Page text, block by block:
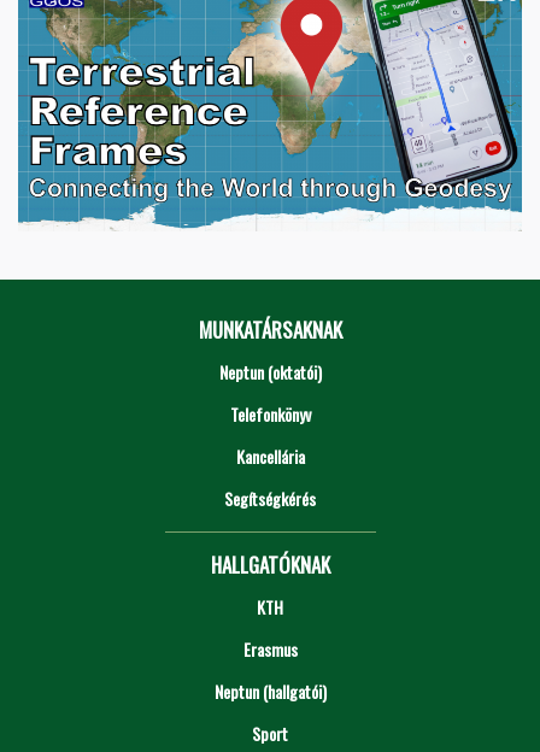
MUNKATÁRSAKNAK
Neptun (oktatói)
Telefonkönyv
Kancellária
Segítségkérés
HALLGATÓKNAK
KTH
Erasmus
Neptun (hallgatói)
Sport